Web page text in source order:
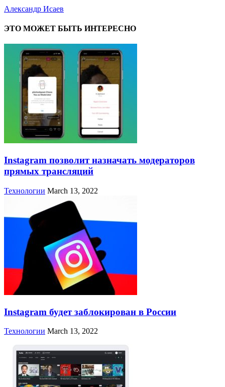
Александр Исаев
ЭТО МОЖЕТ БЫТЬ ИНТЕРЕСНО
Instagram позволит назначать модераторов
прямых трансляций
Технологии March 13, 2022
Instagram будет заблокирован в России
Технологии March 13, 2022